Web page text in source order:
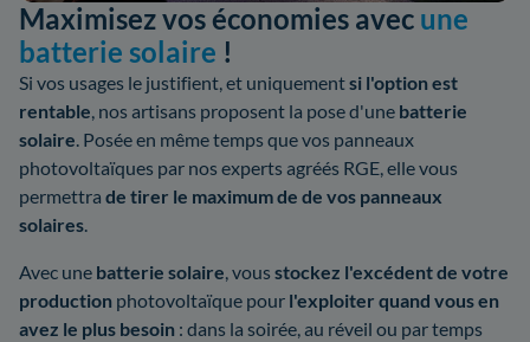
Maximisez vos économies avec une
batterie solaire !
Si vos usages le justifient, et uniquementsi l'option est
rentable, nos artisans proposent la pose d'une batterie
solaire. Posée en même temps que vos panneaux
photovoltaïques par nos experts agréés RGE, elle vous
permettra de tirer le maximum de de vos panneaux
solaires.
Avec une batterie solaire, vous stockez l'excédent de votre
production photovoltaïque pour l'exploiter quand vous en
avez le plus besoin : dans la soirée, au réveil ou par temps